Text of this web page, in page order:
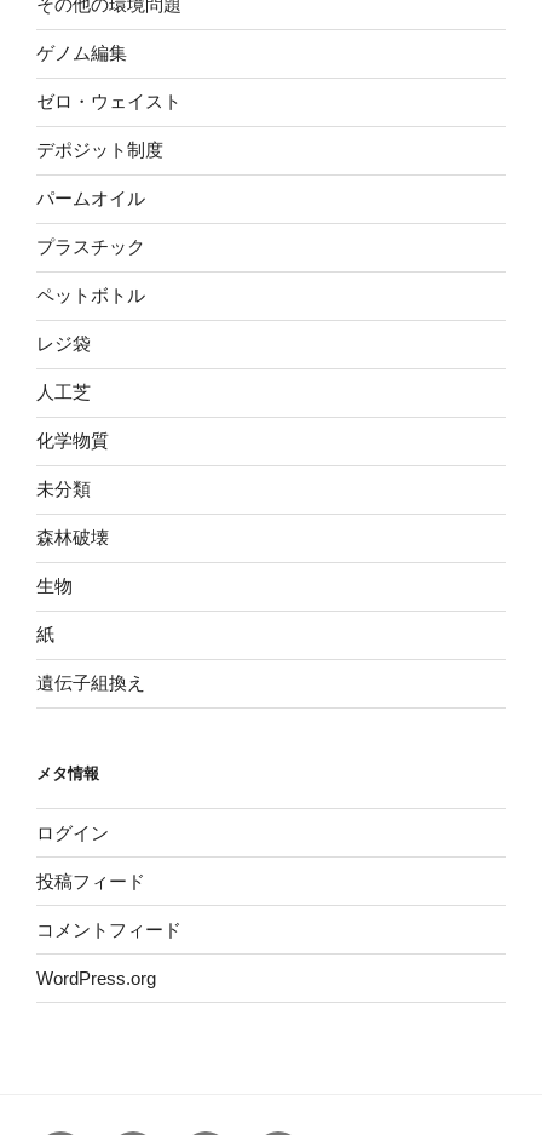
その他の環境問題
ゲノム編集
ゼロ・ウェイスト
デポジット制度
パームオイル
プラスチック
ペットボトル
レジ袋
人工芝
化学物質
未分類
森林破壊
生物
紙
遺伝子組換え
メタ情報
ログイン
投稿フィード
コメントフィード
WordPress.org